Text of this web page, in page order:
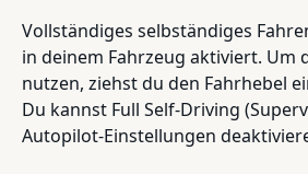
Vollständiges selbständiges
in deinem Fahrzeug aktiviert. Um
nutzen, ziehst du den Fahrhebel
Du kannst Full Self-Driving
Autopilot-Einstellungen